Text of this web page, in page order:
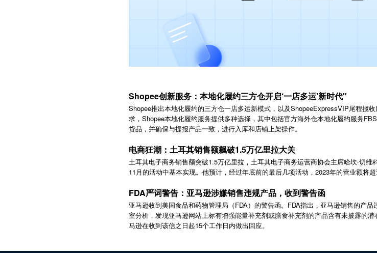
Shopee创新服务：本地化履约三方仓开启‘一店多运’新时代"
Shopee推出本地化履约的三方仓一店多运新模式，以及ShopeeExpressVIP尾程揽
求，Shopee本地化履约服务提供多种选择，其中包括官方海外仓本地化履约服务
货品，并确保与提报产品一致，进行入库和店铺上架操作。
电商狂潮：土耳其销售额飙破1.5万亿里拉大关
土耳其电子商务销售额突破1.5万亿里拉，土耳其电子商务运营商协会主席哈坎·切
11月的活动中基本实现。他预计，经过年底前的最后几项活动，2023年的营业额将超
FDA严词警告：亚马逊涉嫌销售违规产品，收到警告函
亚马逊收到美国食品和药物管理局（ FDA）的警告函。 FDA指出，亚马逊销售的产品
室分析，发现亚马逊网站上标有增强能量补充剂或膳食补充剂的产品含有未披露的潜
马逊在收到该信之日起15个工作日内做出回应。